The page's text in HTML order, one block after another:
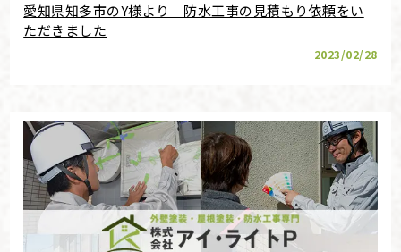
愛知県知多市のY様より 防水工事の見積もり依頼をい
ただきました
2023/02/28